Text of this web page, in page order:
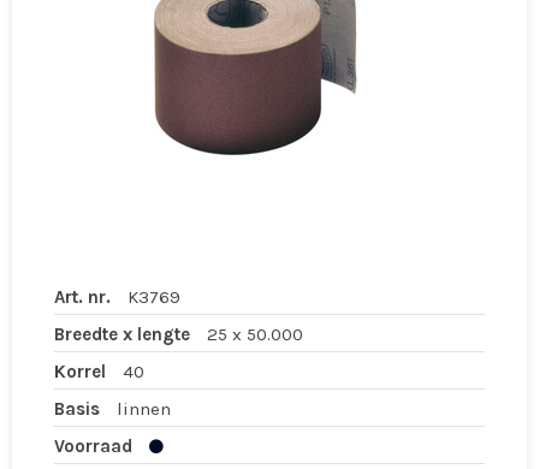
Art. nr.
K3769
Breedte x lengte
25 x 50.000
Korrel
40
Basis
linnen
Voorraad